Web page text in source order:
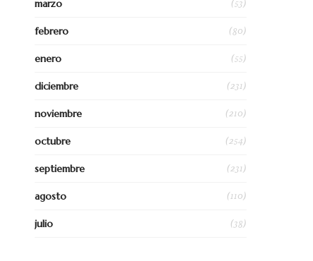
marzo (53)
febrero (80)
enero (55)
diciembre (231)
noviembre (210)
octubre (254)
septiembre (231)
agosto (110)
julio (38)